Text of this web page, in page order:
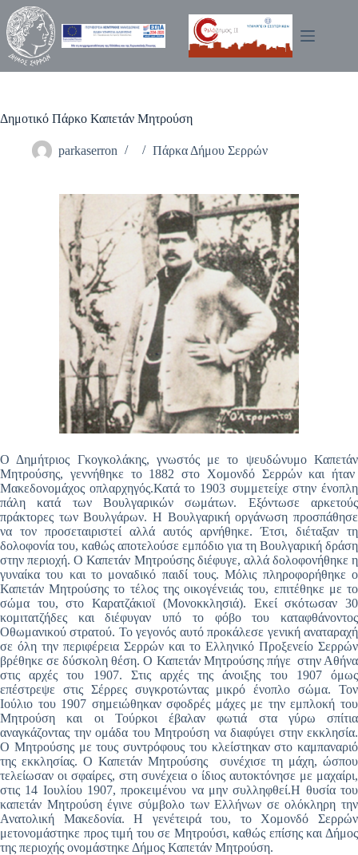
Μετάβαση
στο
περιεχόμενο
Δημοτικό Πάρκο Καπετάν Μητρούση
parkaserron Πάρκα Δήμου Σερρών
Ο Δημήτριος Γκογκολάκης, γνωστός με το ψευδώνυμο Καπετάν
Μητρούσης, γεννήθηκε το 1882 στο Χομονδό Σερρών και ήταν
Μακεδονομάχος οπλαρχηγός.Κατά το 1903 συμμετείχε στην ένοπλη
πάλη κατά των Βουλγαρικών σωμάτων. Εξόντωσε αρκετούς
πράκτορες των Βουλγάρων. Η Βουλγαρική οργάνωση προσπάθησε
να τον προσεταιριστεί αλλά αυτός αρνήθηκε. Έτσι, διέταξαν τη
δολοφονία του, καθώς αποτελούσε εμπόδιο για τη Βουλγαρική δράση
στην περιοχή. Ο Καπετάν Μητρούσης διέφυγε, αλλά δολοφονήθηκε η
γυναίκα του και το μοναδικό παιδί τους. Μόλις πληροφορήθηκε ο
Καπετάν Μητρούσης το τέλος της οικογένειάς του, επιτέθηκε με το
σώμα του, στο Καρατζάκιοϊ (Μονοκκλησιά). Εκεί σκότωσαν 30
κομιτατζήδες και διέφυγαν υπό το φόβο του καταφθάνοντος
Οθωμανικού στρατού. Το γεγονός αυτό προκάλεσε γενική αναταραχή
σε όλη την περιφέρεια Σερρών και το Ελληνικό Προξενείο Σερρών
βρέθηκε σε δύσκολη θέση. Ο Καπετάν Μητρούσης πήγε στην Αθήνα
στις αρχές του 1907. Στις αρχές της άνοιξης του 1907 όμως
επέστρεψε στις Σέρρες συγκροτώντας μικρό ένοπλο σώμα. Τον
Ιούλιο του 1907 σημειώθηκαν σφοδρές μάχες με την εμπλοκή του
Μητρούση και οι Τούρκοι έβαλαν φωτιά στα γύρω σπίτια
αναγκάζοντας την ομάδα του Μητρούση να διαφύγει στην εκκλησία.
Ο Μητρούσης με τους συντρόφους του κλείστηκαν στο καμπαναριό
της εκκλησίας. Ο Καπετάν Μητρούσης συνέχισε τη μάχη, ώσπου
τελείωσαν οι σφαίρες, στη συνέχεια ο ίδιος αυτοκτόνησε με μαχαίρι,
στις 14 Ιουλίου 1907, προκειμένου να μην συλληφθεί.Η θυσία του
καπετάν Μητρούση έγινε σύμβολο των Ελλήνων σε ολόκληρη την
Ανατολική Μακεδονία. Η γενέτειρά του, το Χομονδό Σερρών
μετονομάστηκε προς τιμή του σε Μητρούσι, καθώς επίσης και Δήμος
της περιοχής ονομάστηκε Δήμος Καπετάν Μητρούση.